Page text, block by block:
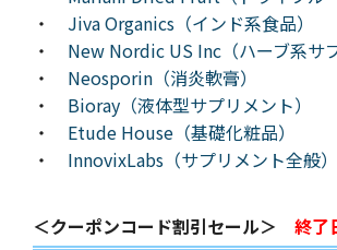
・ Jiva Organics（インド系食品）
・ New Nordic US Inc（ハーブ系サ
・ Neosporin（消炎軟膏）
・ Bioray（液体型サプリメント）
・ Etude House（基礎化粧品）
・ InnovixLabs（サプリメント全般）
＜クーポンコード割引セール＞ 終了